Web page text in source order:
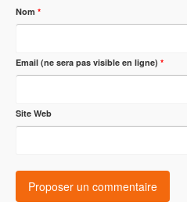
Nom *
Email (ne sera pas visible en ligne) *
Site Web